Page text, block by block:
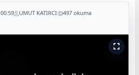
UMUT KATIRCI 497 okuma